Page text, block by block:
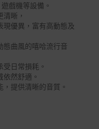
裝(含商品、附件、包
確保自身權益 ! 非商
整之情況，本公司有
產權之商品。依消費
拆封後恕不接受退換
過專線或服務信箱聯
戲機等設備。
晰，
現優異，富有高動態及
態曲風的嘻哈流行音
日常損耗。
然舒適。
提供清晰的音質。